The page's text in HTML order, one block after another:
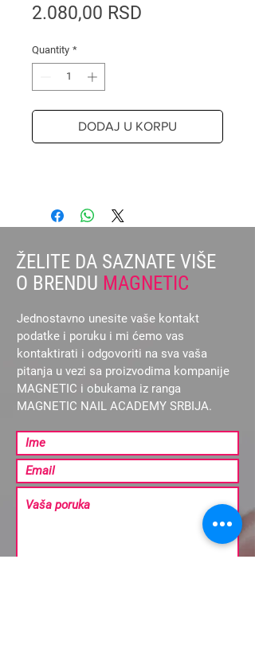
2.080,00 RSD
Quantity *
DODAJ U KORPU
ŽELITE DA SAZNATE VIŠE
O BRENDU MAGNETIC
Jednostavno unesite vaše kontakt
podatke i poruku i mi ćemo vas
kontaktirati i odgovoriti na sva vaša
pitanja u vezi sa proizvodima kompanije
MAGNETIC i obukama iz ranga
MAGNETIC NAIL ACADEMY SRBIJA.